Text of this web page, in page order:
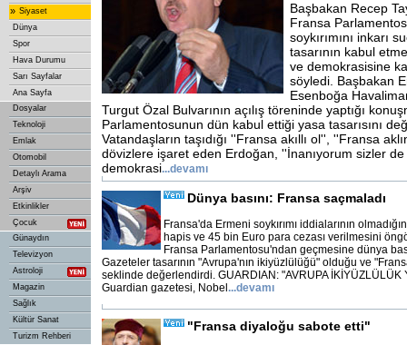
» Siyaset
Dünya
Spor
Hava Durumu
Sarı Sayfalar
Ana Sayfa
Dosyalar
Teknoloji
Emlak
Otomobil
Detaylı Arama
Arşiv
Etkinlikler
Çocuk
Günaydın
Televizyon
Astroloji
Magazin
Sağlık
Kültür Sanat
Turizm Rehberi
Başbakan Recep
Fransa
soykırımını inkarı
tasarının kabul
ve demokrasisine
söyledi. Başbakan
Esenboğa
Turgut Özal Bulvarının açılış töreninde yaptığı
Parlamentosunun dün kabul ettiği yasa tasarısını
Vatandaşların taşıdığı ''Fransa akıllı ol'', ''Fransa
dövizlere işaret eden Erdoğan, ''İnanıyorum sizler
demokrasi...devamı
Dünya basını: Fransa saçmaladı
Fransa'da Ermeni soykırımı iddialarının
hapis ve 45 bin Euro para cezası verilmesini
Fransa Parlamentosu'ndan geçmesine dünya
Gazeteler tasarının "Avrupa'nın ikiyüzlülüğü" olduğu ve
seklinde değerlendirdi. GUARDIAN: "AVRUPA İKİYÜZLÜLÜK
Guardian gazetesi, Nobel ...devamı
"Fransa diyaloğu sabote etti"